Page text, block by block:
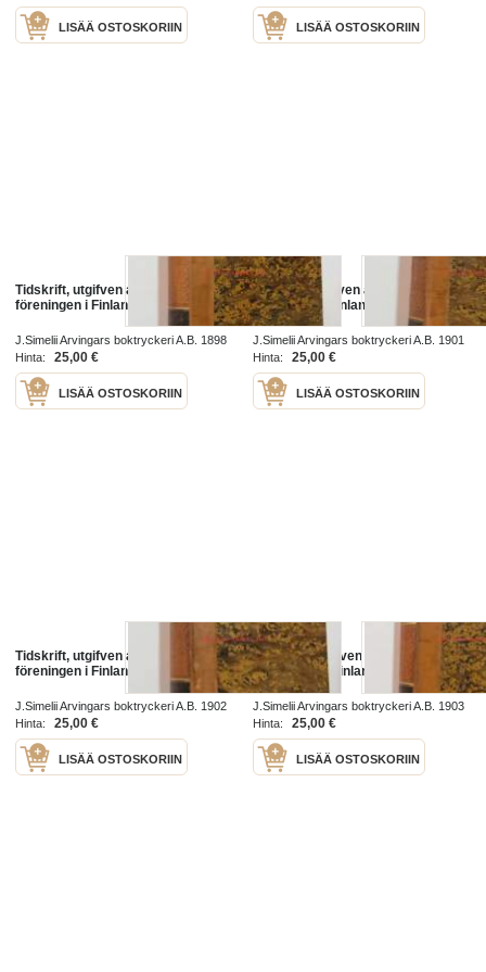
LISÄÄ OSTOSKORIIN LISÄÄ OSTOSKORIIN
Tidskrift, utgifven af juridiska
föreningen i Finland 1898
J.Simelii Arvingars boktryckeri A.B. 1898
1898
Hinta: 25,00 €
LISÄÄ OSTOSKORIIN
Tidskrift, utgifven af juridiska
föreningen i Finland 1900
J.Simelii Arvingars boktryckeri A.B. 1901
Hinta:
25,00 €
LISÄÄ OSTOSKORIIN
Tidskrift, utgifven af juridiska
föreningen i Finland 1901
J.Simelii Arvingars boktryckeri A.B. 1902
Hinta:
25,00 €
LISÄÄ OSTOSKORIIN
Tidskrift, Utgifven af Juridiska
Föreningen i Finland 1903
J.Simelii Arvingars boktryckeri A.B. 1903
Hinta:
25,00 €
LISÄÄ OSTOSKORIIN